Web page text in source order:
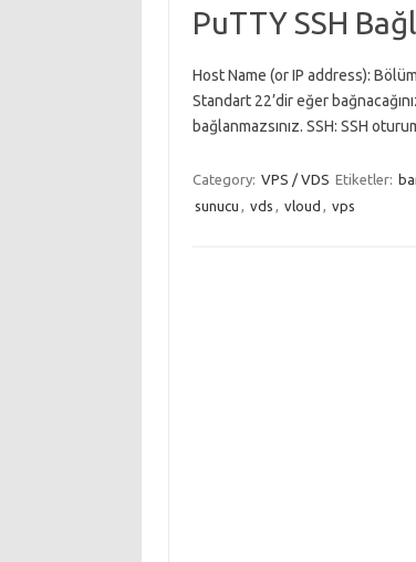
PuTTY SSH
Host Name (or IP address):
Standart 22’dir eğer
bağlanmazsınız. SSH: SSH
Category: VPS / VDS Etiketler:
sunucu , vds , vloud , vps